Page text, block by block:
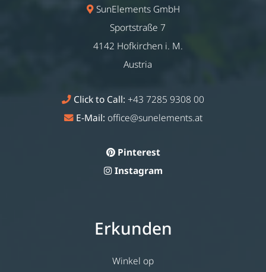
SunElements GmbH
Sportstraße 7
4142 Hofkirchen i. M.
Austria
Click to Call: +43 7285 9308 00
E-Mail: office@sunelements.at
Pinterest
Instagram
Erkunden
Winkel op